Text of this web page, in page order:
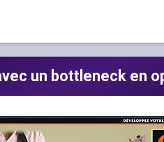
un bottleneck en